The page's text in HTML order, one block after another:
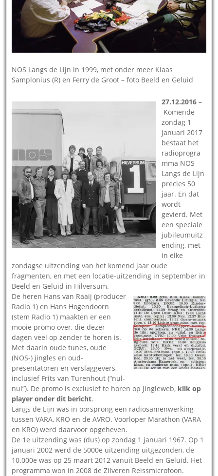
NOS Langs de Lijn in 1999, met onder meer Klaas
Samplonius (R) en Ferry de Groot – foto Beeld en Geluid
27.12.2016 –
Komende
zondag 1
januari 2017
bestaat het
radioprogra
mma NOS
Langs de Lijn
precies 50
jaar. En dat
wordt
gevierd. Met
een speciale
jubileumuitz
ending, met
in elke
zondagse uitzending van het komend jaar oude
fragmenten, en met een locatie-uitzending in september in
Beeld en Geluid in Hilversum.
De heren Hans van Raaij (producer
Radio 1) en Hans Hogendoorn
(stem Radio 1) maakten er een
mooie promo over, die dezer
dagen veel op zender te horen is.
Met daarin oude tunes, oude
(NOS-) jingles en oud-
presentatoren en verslaggevers,
inclusief Frits van Turenhout (“nul-
nul”). De promo is exclusief te horen op Jingleweb, klik op
player onder dit bericht.
Langs de Lijn was in oorsprong een radiosamenwerking
tussen VARA, KRO en de AVRO. Voorloper Marathon (VARA
en KRO) werd daarvoor opgeheven.
De 1e uitzending was (dus) op zondag 1 januari 1967. Op 1
januari 2002 werd de 5000e uitzending uitgezonden, de
10.000e was op 25 maart 2012 vanuit Beeld en Geluid. Het
programma won in 2008 de Zilveren Reissmicrofoon.